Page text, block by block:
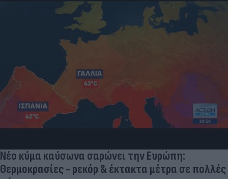
Νέο κύμα καύσωνα σαρώνει την Ευρώπη:
Θερμοκρασίες - ρεκόρ & έκτακτα μέτρα σε πολλές